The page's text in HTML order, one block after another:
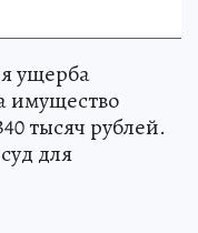
ущерба
имущество
тысяч рублей.
для